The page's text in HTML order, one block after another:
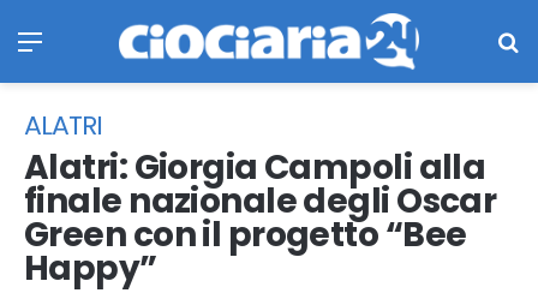
ALATRI
Alatri: Giorgia Campoli alla
finale nazionale degli Oscar
Green con il progetto “Bee
Happy”